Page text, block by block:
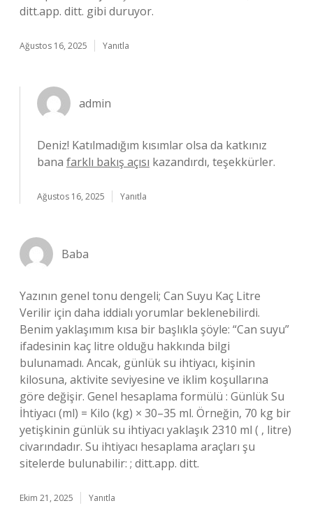
ditt.app. ditt. gibi duruyor.
Ağustos 16, 2025 Yanıtla
admin
Deniz! Katılmadığım kısımlar olsa da katkınız
bana farklı bakış açısı kazandırdı, teşekkürler.
Ağustos 16, 2025 Yanıtla
Baba
Yazının genel tonu dengeli; Can Suyu Kaç Litre
Verilir için daha iddialı yorumlar beklenebilirdi.
Benim yaklaşımım kısa bir başlıkla şöyle: “Can suyu”
ifadesinin kaç litre olduğu hakkında bilgi
bulunamadı. Ancak, günlük su ihtiyacı, kişinin
kilosuna, aktivite seviyesine ve iklim koşullarına
göre değişir. Genel hesaplama formülü : Günlük Su
İhtiyacı (ml) = Kilo (kg) × 30–35 ml. Örneğin, 70 kg bir
yetişkinin günlük su ihtiyacı yaklaşık 2310 ml ( , litre)
civarındadır. Su ihtiyacı hesaplama araçları şu
sitelerde bulunabilir: ; ditt.app. ditt.
Ekim 21, 2025 Yanıtla